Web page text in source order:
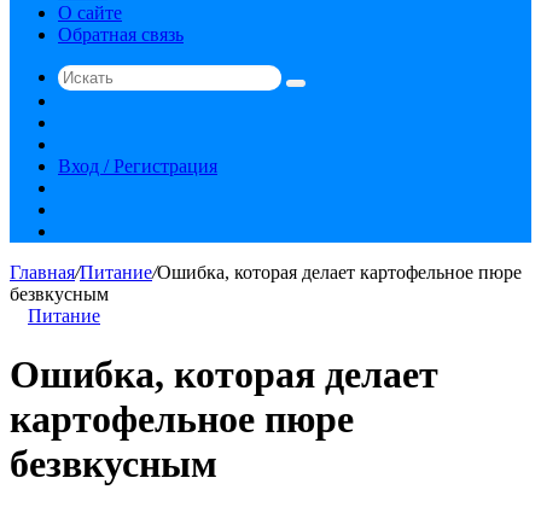
О сайте
Обратная связь
Искать
статья
Вход / Регистрация
Главная/Питание/Ошибка, которая делает картофельное пюре
безвкусным
Питание
Ошибка, которая делает
картофельное пюре
безвкусным